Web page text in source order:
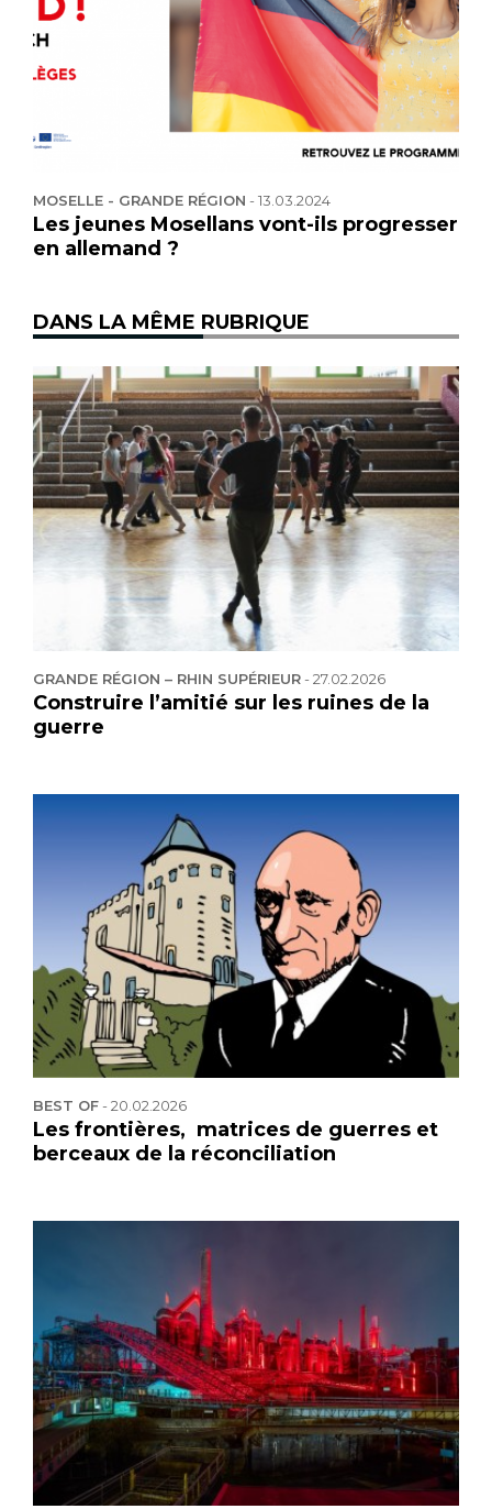
MOSELLE - GRANDE RÉGION -13.03.2024
Les jeunes Mosellans vont-ils progresser
en allemand ?
DANS LA MÊME RUBRIQUE
GRANDE RÉGION – RHIN SUPÉRIEUR-27.02.2026
Construire l’amitié sur les ruines de la
guerre
BEST OF-20.02.2026
Les frontières, matrices de guerres et
berceaux de la réconciliation